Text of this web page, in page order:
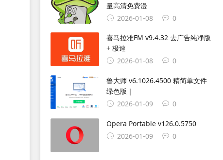
量高清免费漫
2026-01-08
0
喜马拉雅FM v9.4.32 去广告纯净版
+ 极速
2026-01-08
0
鲁大师 v6.1026.4500 精简单文件
绿色版｜
2026-01-09
0
Opera Portable v126.0.5750
2026-01-09
0